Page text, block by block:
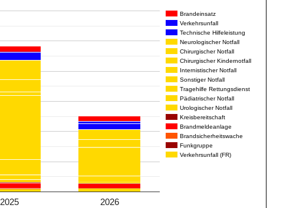
Brandeinsatz
Verkehrsunfall
Technische Hilfeleistung
Neurologischer Notfall
Chirurgischer Notfall
Chirurgischer Kindernotfall
Internistischer Notfall
Sonstiger Notfall
Tragehilfe Rettungsdienst
Pädiatrischer Notfall
Urologischer Notfall
Kreisbereitschaft
Brandmeldeanlage
Brandsicherheitswache
Funkgruppe
Verkehrsunfall (FR)
2025 2026